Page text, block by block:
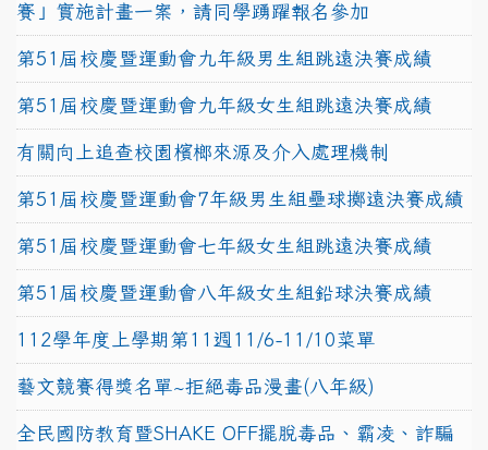
賽」實施計畫一案，請同學踴躍報名參加
第51屆校慶暨運動會九年級男生組跳遠決賽成績
第51屆校慶暨運動會九年級女生組跳遠決賽成績
有關向上追查校園檳榔來源及介入處理機制
第51屆校慶暨運動會7年級男生組壘球擲遠決賽成績
第51屆校慶暨運動會七年級女生組跳遠決賽成績
第51屆校慶暨運動會八年級女生組鉛球決賽成績
112學年度上學期第11週11/6-11/10菜單
藝文競賽得獎名單~拒絕毒品漫畫(八年級)
全民國防教育暨SHAKE OFF擺脫毒品、霸凌、詐騙